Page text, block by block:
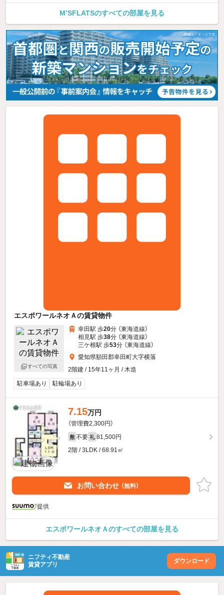
M’SFLATSのすべての部屋を見る
エスポワールネオＡの賃貸物件
すべての写真
幸田駅 歩20分 （東海道線）
相見駅 歩38分 （東海道線）
三ケ根駅 歩53分 （東海道線）
愛知県額田郡幸田町大字横落
2階建 / 15年11ヶ月 / 木造
駐車場あり
駐輪場あり
7.15万円
（管理費2,300円）
敷 不要 礼 81,500円
2階 / 3LDK / 68.91㎡
お問い合わせ （無料）
提供
エスポワールネオＡのすべての部屋を見る
ニフティ不動産
賃貸アプリ
ダウンロード